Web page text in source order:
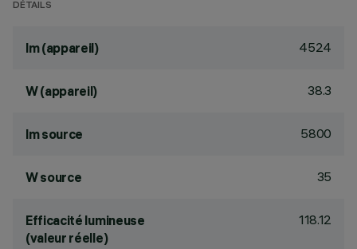
DÉTAILS
lm (appareil) 4524
W (appareil) 38.3
lm source 5800
W source 35
Efficacité lumineuse
(valeur réelle)
118.12